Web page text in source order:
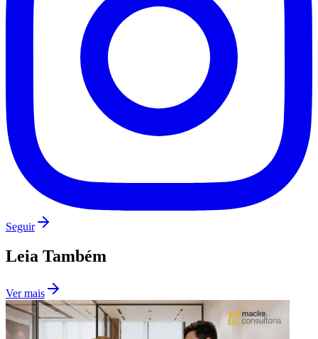
Santos
Seguir
Leia Também
Ver mais